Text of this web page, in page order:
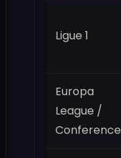
Ligue 1
Europa
League /
Conference